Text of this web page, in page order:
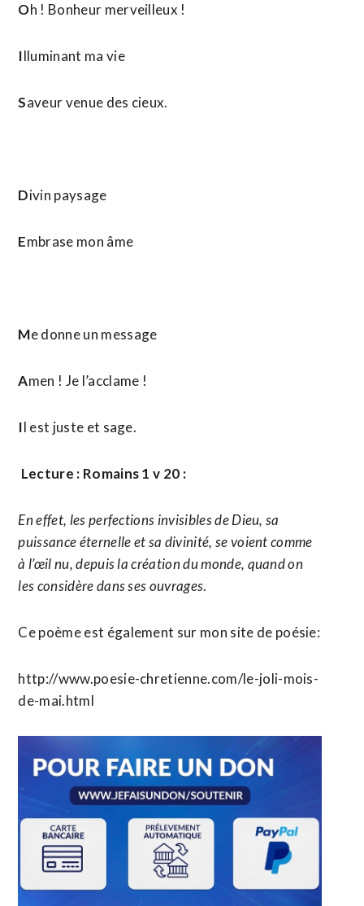
Oh ! Bonheur merveilleux !
Illuminant ma vie
Saveur venue des cieux.
Divin paysage
Embrase mon âme
Me donne un message
Amen ! Je l’acclame !
Il est juste et sage.
Lecture : Romains 1 v 20 :
En effet, les perfections invisibles de Dieu, sa
puissance éternelle et sa divinité, se voient comme
à l’œil nu, depuis la création du monde, quand on
les considère dans ses ouvrages.
Ce poème est également sur mon site de poésie:
http://www.poesie-chretienne.com/le-joli-mois-
de-mai.html